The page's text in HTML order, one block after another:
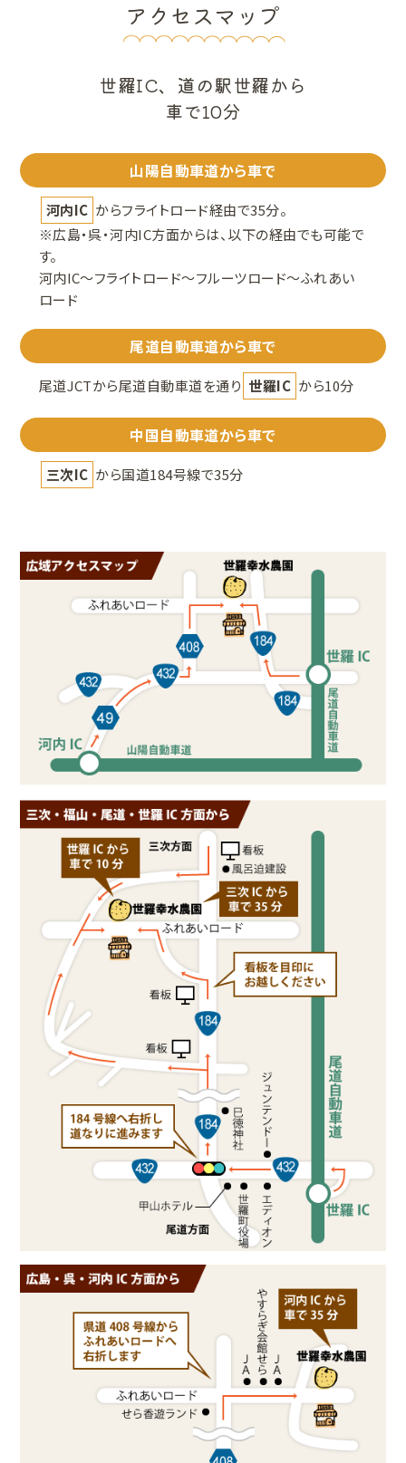
アクセスマップ
世羅IC、道の駅世羅から
車で10分
山陽自動車道から車で
河内IC からフライトロード経由で35分。
※広島・呉・河内IC方面からは、以下の経由でも可能で
す。
河内IC〜フライトロード〜フルーツロード〜ふれあい
ロード
尾道自動車道から車で
尾道JCTから尾道自動車道を通り 世羅IC から10分
中国自動車道から車で
三次IC から国道184号線で35分